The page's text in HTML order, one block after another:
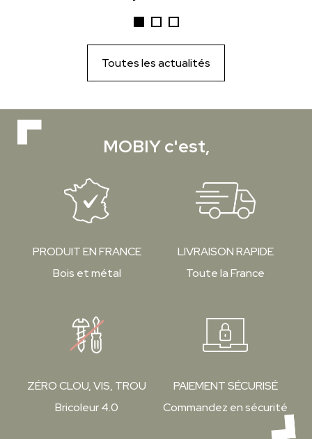
Toutes les actualités
MOBIY c'est,
PRODUIT EN FRANCE
Bois et métal
LIVRAISON RAPIDE
Toute la France
ZÉRO CLOU, VIS, TROU
Bricoleur 4.0
PAIEMENT SÉCURISÉ
Commandez en sécurité